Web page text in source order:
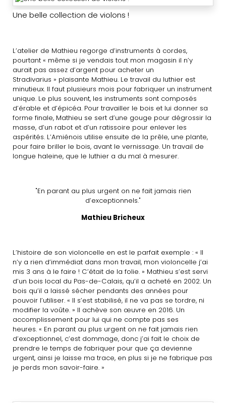
Une belle collection de violons !
L’atelier de Mathieu regorge d’instruments à cordes,
pourtant « même si je vendais tout mon magasin il n’y
aurait pas assez d’argent pour acheter un
Stradivarius » plaisante Mathieu. Le travail du luthier est
minutieux. Il faut plusieurs mois pour fabriquer un instrument
unique. Le plus souvent, les instruments sont composés
d’érable et d’épicéa. Pour travailler le bois et lui donner sa
forme finale, Mathieu se sert d’une gouge pour dégrossir la
masse, d’un rabot et d’un ratissoire pour enlever les
aspérités. L’Amiénois utilise ensuite de la prêle, une plante,
pour faire briller le bois, avant le vernissage. Un travail de
longue haleine, que le luthier a du mal à mesurer.
"En parant au plus urgent on ne fait jamais rien
d’exceptionnels."
Mathieu Bricheux
L’histoire de son violoncelle en est le parfait exemple : « Il
n’y a rien d’immédiat dans mon travail, mon violoncelle j’ai
mis 3 ans à le faire ! C’était de la folie. » Mathieu s’est servi
d’un bois local du Pas-de-Calais, qu’il a acheté en 2002. Un
bois qu’il a laissé sécher pendants des années pour
pouvoir l’utiliser. « Il s’est stabilisé, il ne va pas se tordre, ni
modifier la voûte. » Il achève son œuvre en 2016. Un
accomplissement pour lui qui ne compte pas ses
heures. « En parant au plus urgent on ne fait jamais rien
d’exceptionnel, c’est dommage, donc j’ai fait le choix de
prendre le temps de fabriquer pour que ça devienne
urgent, ainsi je laisse ma trace, en plus si je ne fabrique pas
je perds mon savoir-faire. »